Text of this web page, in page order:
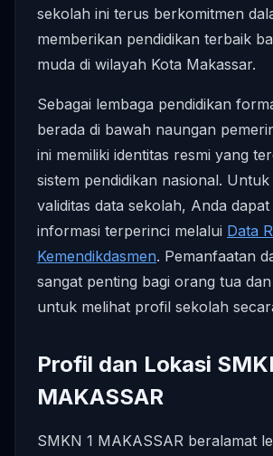
sekolah ini terus berkomitmen
memberikan pendidikan terbaik
muda di wilayah Kota Makassar.
Sebagai lembaga pendidikan
berada di bawah naungan
ini memiliki identitas resmi yang
sistem pendidikan nasional. Untuk
validitas data sekolah, Anda dapat
informasi terperinci melalui Data
Kemendikdasmen. Pemanfaatan
sangat penting bagi orang tua
untuk melihat profil sekolah
Profil dan Lokasi
MAKASSAR
SMKN 1 MAKASSAR beralamat